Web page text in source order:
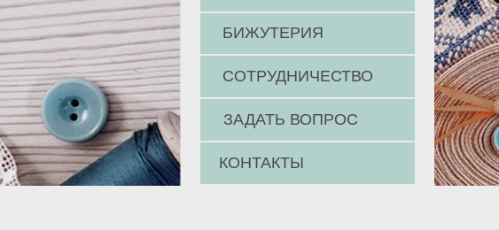
БИЖУТЕРИЯ
СОТРУДНИЧЕСТВО
ЗАДАТЬ ВОПРОС
КОНТАКТЫ